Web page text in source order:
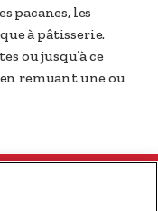
pacanes, les
à pâtisserie.
ou jusqu’à ce
remuant une ou